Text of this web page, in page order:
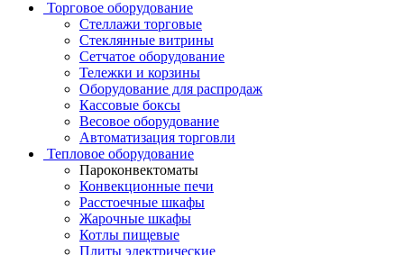
Торговое оборудование
Стеллажи торговые
Стеклянные витрины
Сетчатое оборудование
Тележки и корзины
Оборудование для распродаж
Кассовые боксы
Весовое оборудование
Автоматизация торговли
Тепловое оборудование
Пароконвектоматы
Конвекционные печи
Расстоечные шкафы
Жарочные шкафы
Котлы пищевые
Плиты электрические